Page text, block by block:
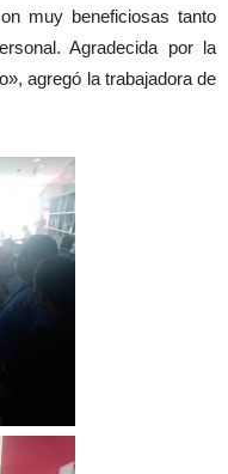
muy beneficiosas tanto
Agradecida por la
agregó la trabajadora de